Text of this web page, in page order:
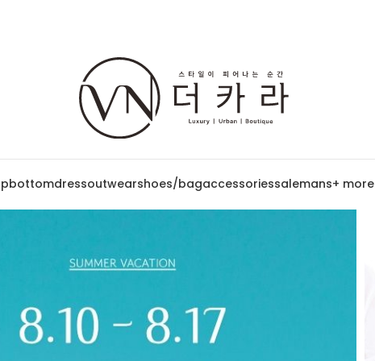
bottomdressoutwearshoes/bagaccessoriessalemans+ more